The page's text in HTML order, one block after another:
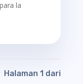
la
Halaman 1 dari